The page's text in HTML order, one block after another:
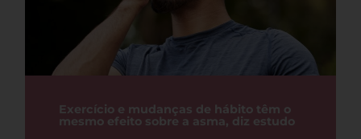
Exercício e mudanças de hábito têm o
mesmo efeito sobre a asma, diz estudo